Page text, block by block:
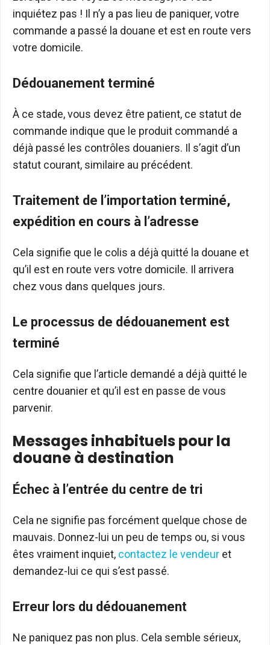
inquiétez pas ! Il n’y a pas lieu de paniquer, votre
commande a passé la douane et est en route vers
votre domicile.
Dédouanement terminé
À ce stade, vous devez être patient, ce statut de
commande indique que le produit commandé a
déjà passé les contrôles douaniers. Il s’agit d’un
statut courant, similaire au précédent.
Traitement de l’importation terminé,
expédition en cours à l’adresse
Cela signifie que le colis a déjà quitté la douane et
qu’il est en route vers votre domicile. Il arrivera
chez vous dans quelques jours.
Le processus de dédouanement est
terminé
Cela signifie que l’article demandé a déjà quitté le
centre douanier et qu’il est en passe de vous
parvenir.
Messages inhabituels pour la
douane à destination
Échec à l’entrée du centre de tri
Cela ne signifie pas forcément quelque chose de
mauvais. Donnez-lui un peu de temps ou, si vous
êtes vraiment inquiet, contactez le vendeur et
demandez-lui ce qui s’est passé.
Erreur lors du dédouanement
Ne paniquez pas non plus. Cela semble sérieux,